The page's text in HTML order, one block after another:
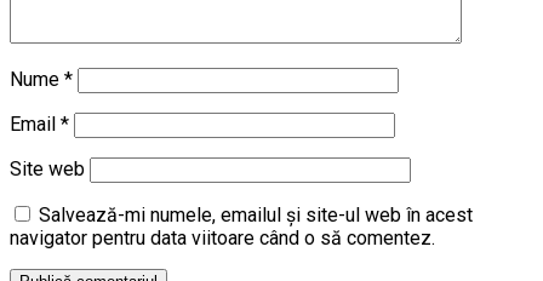
Nume *
Email *
Site web
Salvează-mi numele, emailul și site-ul web în acest
navigator pentru data viitoare când o să comentez.